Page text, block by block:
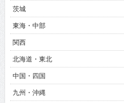
茨城
東海・中部
関西
北海道・東北
中国・四国
九州・沖縄